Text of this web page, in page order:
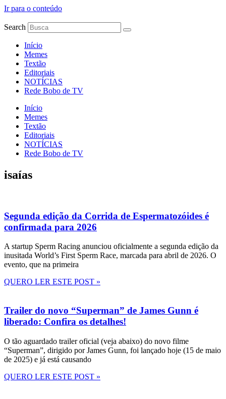
Ir para o conteúdo
Search
Início
Memes
Textão
Editoriais
NOTÍCIAS
Rede Bobo de TV
Início
Memes
Textão
Editoriais
NOTÍCIAS
Rede Bobo de TV
isaías
Segunda edição da Corrida de Espermatozóides é
confirmada para 2026
A startup Sperm Racing anunciou oficialmente a segunda edição da
inusitada World’s First Sperm Race, marcada para abril de 2026. O
evento, que na primeira
QUERO LER ESTE POST »
Trailer do novo “Superman” de James Gunn é
liberado: Confira os detalhes!
O tão aguardado trailer oficial (veja abaixo) do novo filme
“Superman”, dirigido por James Gunn, foi lançado hoje (15 de maio
de 2025) e já está causando
QUERO LER ESTE POST »